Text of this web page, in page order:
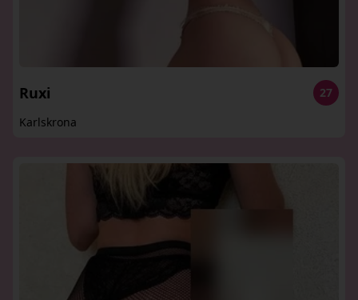
Ruxi
27
Karlskrona